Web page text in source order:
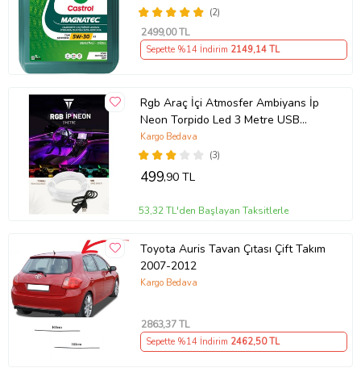
(2)
2499,00 TL
Sepette %14 İndirim 2149,14 TL
Rgb Araç İçi Atmosfer Ambiyans İp
Neon Torpido Led 3 Metre USB
Girişli
(3)
Kargo Bedava
499,90 TL
53,32 TL'den Başlayan Taksitlerle
Toyota Auris Tavan Çıtası Çift Takım
2007-2012
Kargo Bedava
2863,37 TL
Sepette %14 İndirim 2462,50 TL